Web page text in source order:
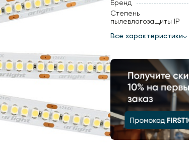
шинопровод
Бренд
Степень
пылевлагозащиты IP
Все характеристики